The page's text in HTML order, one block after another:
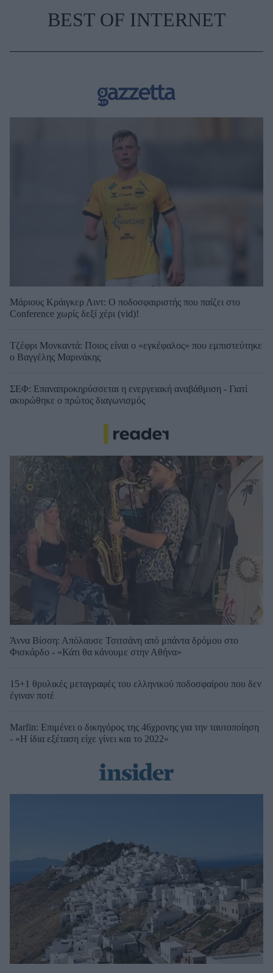
BEST OF INTERNET
Μάριους Κράιγκερ Λιντ: Ο ποδοσφαιριστής που παίζει στο
Conference χωρίς δεξί χέρι (vid)!
Τζέφρι Μονκαντά: Ποιος είναι ο «εγκέφαλος» που εμπιστεύτηκε
ο Βαγγέλης Μαρινάκης
ΣΕΦ: Επαναπροκηρύσσεται η ενεργειακή αναβάθμιση - Γιατί
ακυρώθηκε ο πρώτος διαγωνισμός
Άννα Βίσση: Απόλαυσε Τσιτσάνη από μπάντα δρόμου στο
Φισκάρδο - «Κάτι θα κάνουμε στην Αθήνα»
15+1 θρυλικές μεταγραφές του ελληνικού ποδοσφαίρου που δεν
έγιναν ποτέ
Marfin: Επιμένει ο δικηγόρος της 46χρονης για την ταυτοποίηση
- «Η ίδια εξέταση είχε γίνει και το 2022»